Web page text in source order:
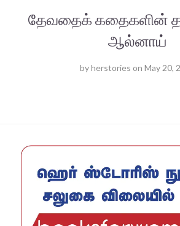
தேவதைக் கதைகளின்
ஆல்னாய்
byherstories on May 20,